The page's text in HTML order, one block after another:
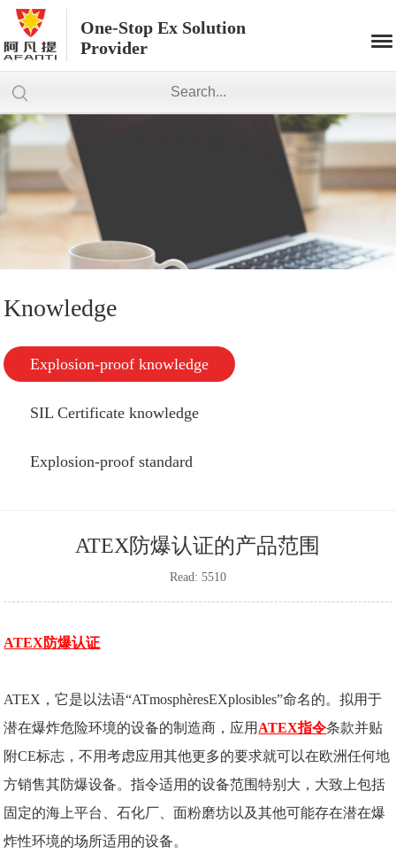
One-Stop Ex Solution
Provider
Knowledge
Explosion-proof knowledge
SIL Certificate knowledge
Explosion-proof standard
ATEX防爆认证的产品范围
Read: 5510
ATEX防爆认证
ATEX，它是以法语“ATmosphèresEXplosibles”命名的。拟用于
潜在爆炸危险环境的设备的制造商，应用 ATEX指令条款并贴
附CE标志，不用考虑应用其他更多的要求就可以在欧洲任何地
方销售其防爆设备。指令适用的设备范围特别大，大致上包括
固定的海上平台、石化厂、面粉磨坊以及其他可能存在潜在爆
炸性环境的场所适用的设备。